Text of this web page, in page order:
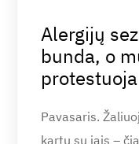
Alergijų
bunda, o
protestuoja
Pavasaris.
kartu su jais –